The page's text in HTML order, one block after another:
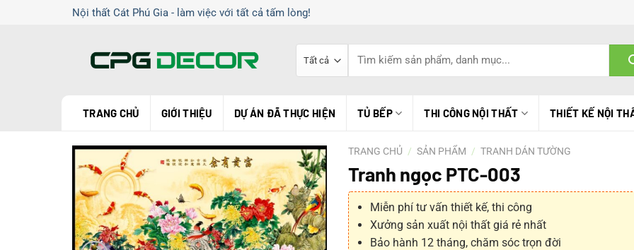
Nội thất Cát Phú Gia - làm việc với tất cả tấm lòng!
kiếm:
TRANG CHỦ GIỚI THIỆU DỰ ÁN ĐÃ THỰC HIỆN TỦ BẾP THI CÔNG NỘI THẤT THIẾT KẾ NỘI
TRANG CHỦ / SẢN PHẨM / TRANH DÁN TƯỜNG
Tranh ngọc PTC-003
Miễn phí tư vấn thiết kế, thi công
Xưởng sản xuất nội thất giá rẻ nhất
Bảo hành 12 tháng, chăm sóc trọn đời